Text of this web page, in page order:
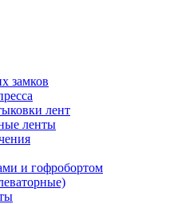
замков
лент
ленты
и гофробортом